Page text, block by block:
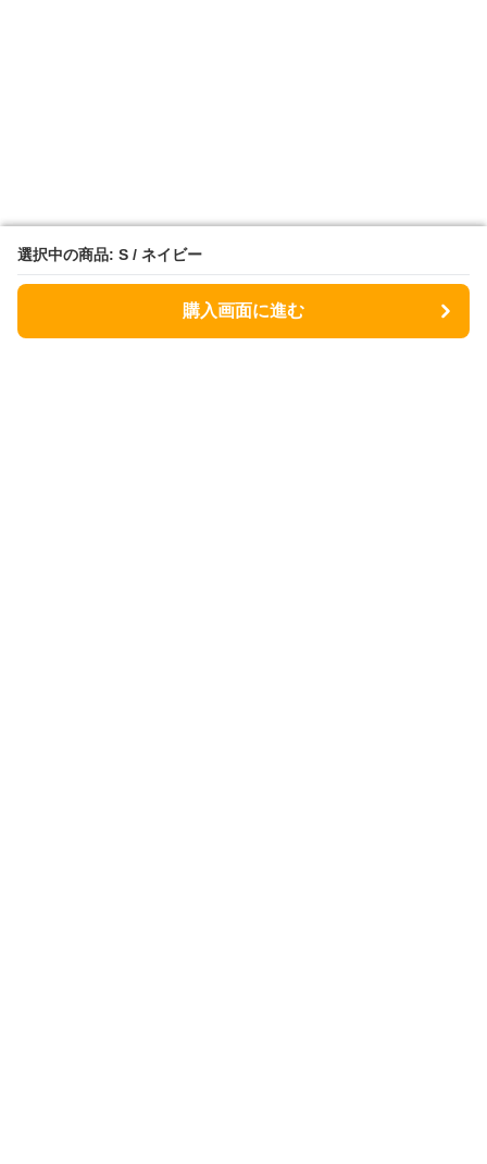
選択中の商品: S / ネイビー
購入画面に進む
選択中の商品: S / ネイビー
購入画面に進む